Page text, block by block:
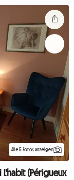
Alle 5 Fotos anzeigen
(Périgueux